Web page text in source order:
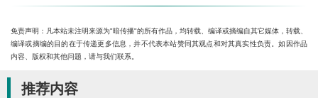
免责声明：凡本站未注明来源为"暗传播"的所有作品，均转载、编译或摘编自其它媒体，转载、
编译或摘编的目的在于传递更多信息，并不代表本站赞同其观点和对其真实性负责。如因作品
内容、版权和其他问题，请与我们联系。
推荐内容